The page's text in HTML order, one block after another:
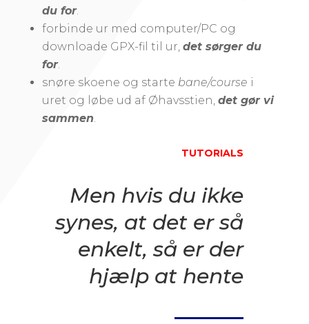
du for.
forbinde ur med computer/PC og
downloade GPX-fil til ur, det sørger du
for.
snøre skoene og starte bane/course i
uret og løbe ud af Øhavsstien, det gør vi
sammen.
TUTORIALS
Men hvis du ikke
synes, at det er så
enkelt, så er der
hjælp at hente